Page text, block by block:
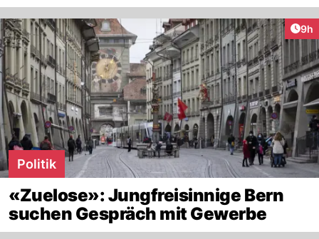
9h
Politik
«Zuelose»: Jungfreisinnige Bern
suchen Gespräch mit Gewerbe